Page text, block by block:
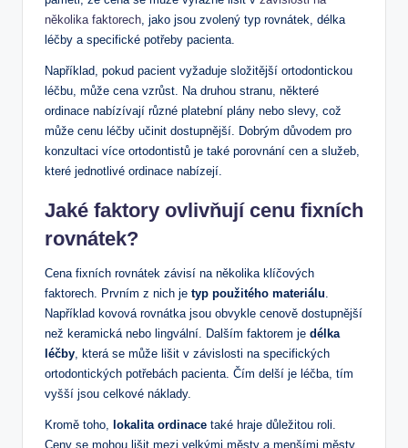
několika faktorech, jako jsou zvolený typ rovnátek, délka
léčby a specifické potřeby pacienta.
Například, pokud pacient vyžaduje složitější ortodontickou
léčbu, může cena vzrůst. Na druhou stranu, některé
ordinace nabízívají různé platební plány nebo slevy, což
může cenu léčby učinit dostupnější. Dobrým důvodem pro
konzultaci více ortodontistů je také porovnání cen a služeb,
které jednotlivé ordinace nabízejí.
Jaké faktory ovlivňují cenu fixních
rovnátek?
Cena fixních rovnátek závisí na několika klíčových
faktorech. Prvním z nich je typ použitého materiálu.
Například kovová rovnátka jsou obvykle cenově dostupnější
než keramická nebo lingvální. Dalším faktorem je délka
léčby, která se může lišit v závislosti na specifických
ortodontických potřebách pacienta. Čím delší je léčba, tím
vyšší jsou celkové náklady.
Kromě toho, lokalita ordinace také hraje důležitou roli.
Ceny se mohou lišit mezi velkými městy a menšími městy,